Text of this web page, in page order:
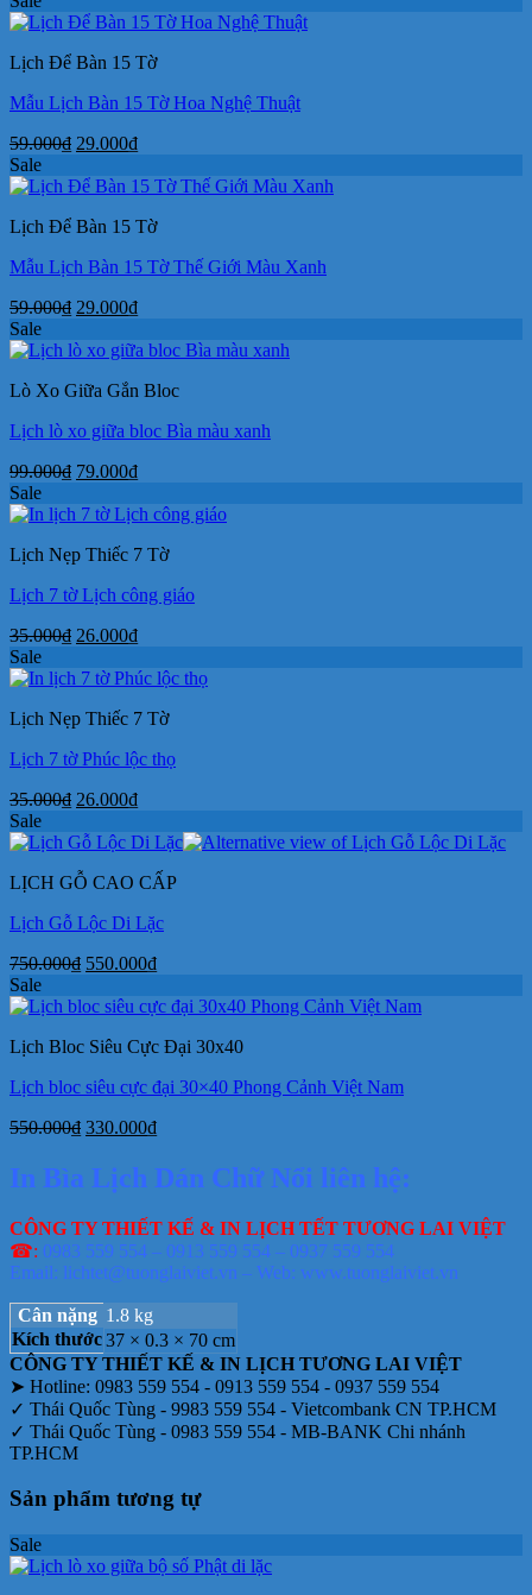
là:
tại
24.000₫.
Lịch Để Bàn 15 Tờ
Mẫu Lịch Bàn 15 Tờ Hoa Nghệ Thuật
59.000₫ Giá
là:
29.000₫Giá
tại
29.000₫.
Sale
Lịch Để Bàn 15 Tờ
Mẫu Lịch Bàn 15 Tờ Thế Giới Màu Xanh
59.000₫ Giá
là:
29.000₫Giá
tại
29.000₫.
Sale
Lò Xo Giữa Gắn Bloc
Lịch lò xo giữa bloc Bìa màu xanh
99.000₫ Giá
là:
79.000₫Giá
tại
79.000₫.
Sale
Lịch Nẹp Thiếc 7 Tờ
Lịch 7 tờ Lịch công giáo
35.000₫ Giá
là:
26.000₫Giá
tại
26.000₫.
Sale
Lịch Nẹp Thiếc 7 Tờ
Lịch 7 tờ Phúc lộc thọ
35.000₫ Giá
là:
26.000₫Giá
tại
26.000₫.
Sale
LỊCH GỖ CAO CẤP
Lịch Gỗ Lộc Di Lặc
750.000₫ Giá
là:
550.000₫Giá
tại
550.000₫.
Sale
Lịch Bloc Siêu Cực Đại 30x40
Lịch bloc siêu cực đại 30×40 Phong Cảnh Việt Nam
550.000₫ Giá
là:
550.000₫.
330.000₫Giá
tại
là:
In Bìa Lịch Dán Chữ Nổi liên hệ:
CÔNG TY THIẾT KẾ & IN LỊCH TẾT TƯƠNG LAI VIỆT
☎: 0983 559 554 – 0913 559 554 – 0937 559 554
Email: lichtet@tuonglaiviet.vn – Web: www.tuonglaiviet.vn
Cân nặng 1.8 kg
Kích thước37 × 0.3 × 70 cm
CÔNG TY THIẾT KẾ & IN LỊCH TƯƠNG LAI VIỆT
➤ Hotline: 0983 559 554 - 0913 559 554 - 0937 559 554
✓ Thái Quốc Tùng - 9983 559 554 - Vietcombank CN TP.HCM
✓ Thái Quốc Tùng - 0983 559 554 - MB-BANK Chi nhánh
TP.HCM
Sản phẩm tương tự
Sale